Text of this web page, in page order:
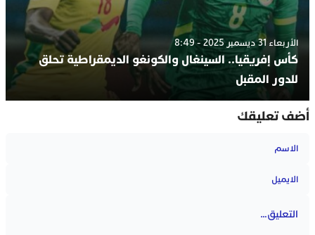
الأربعاء 31 ديسمبر 2025 - 8:49
كأس إفريقيا.. السينغال والكونغو الديمقراطية تحلق
للدور المقبل
أضف تعليقك